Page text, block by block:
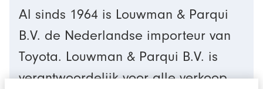
Al sinds 1964 is Louwman & Parqui
B.V. de Nederlandse importeur van
Toyota. Louwman & Parqui B.V. is
verantwoordelijk voor alle verkoop